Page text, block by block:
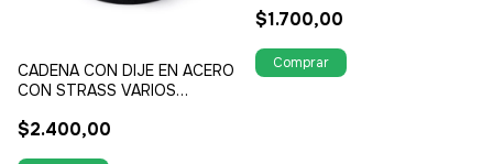
CADENA CON DIJE EN ACERO
CON STRASS VARIOS
$2.400,00
$1.700,00